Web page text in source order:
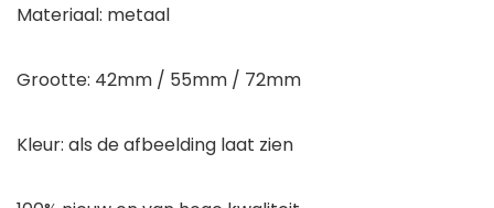
Materiaal: metaal
Grootte: 42mm / 55mm / 72mm
Kleur: als de afbeelding laat zien